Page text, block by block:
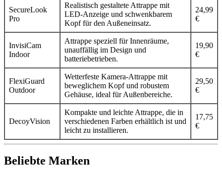
SecureLook
Pro
Realistisch gestaltete Attrappe mit
LED-Anzeige und schwenkbarem
Kopf für den Außeneinsatz.
24,99
€
InvisiCam
Indoor
Attrappe speziell für Innenräume,
unauffällig im Design und
batteriebetrieben.
19,90
€
FlexiGuard
Outdoor
Wetterfeste Kamera-Attrappe mit
beweglichem Kopf und robustem
Gehäuse, ideal für Außenbereiche.
29,50
€
DecoyVision
Kompakte und leichte Attrappe, die in
verschiedenen Farben erhältlich ist und
leicht zu installieren.
17,75
€
Beliebte Marken